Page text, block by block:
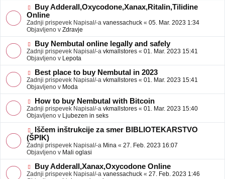
v
e
o
b
j
a
v
e
N
o
v
e
o
b
j
a
v
e
Buy Adderall,Oxycodone,Xanax,Ritalin,Tilidine
Online
Zadnji prispevek Napisal/-a vanessachuck « 05. Mar. 2023 1:34
Objavljeno v Zdravje
N
o
v
e
o
b
j
a
v
e
Buy Nembutal online legally and safely
Zadnji prispevek Napisal/-a vkmallstores « 01. Mar. 2023 15:41
Objavljeno v Lepota
N
o
v
e
o
b
j
a
v
e
Best place to buy Nembutal in 2023
Zadnji prispevek Napisal/-a vkmallstores « 01. Mar. 2023 15:41
Objavljeno v Moda
N
o
v
e
o
b
j
a
v
e
How to buy Nembutal with Bitcoin
Zadnji prispevek Napisal/-a vkmallstores « 01. Mar. 2023 15:40
Objavljeno v Ljubezen in seks
N
o
v
e
o
b
j
Iščem inštrukcije za smer BIBLIOTEKARSTVO
(ŠPIK)
Zadnji prispevek Napisal/-a Mina « 27. Feb. 2023 16:07
Objavljeno v Mali oglasi
N
o
Buy Adderall,Xanax,Oxycodone Online
Zadnji prispevek Napisal/-a vanessachuck « 27. Feb. 2023 1:46